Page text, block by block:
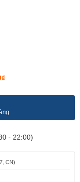
- 22:00)
CN)